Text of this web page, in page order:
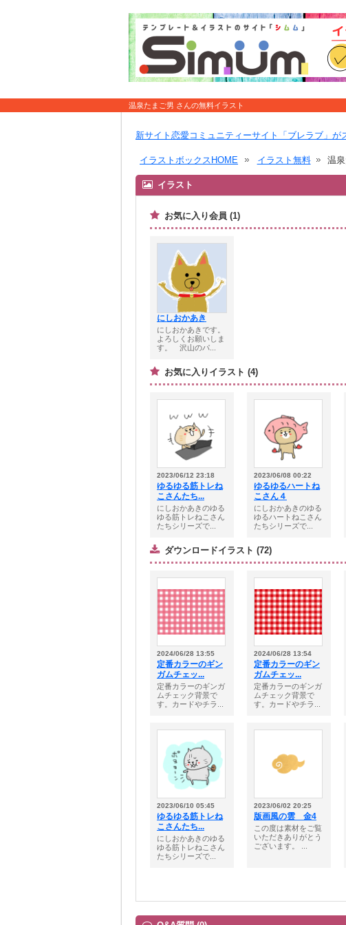
温泉たまご男 さんの無料イラスト
新サイト恋愛コミュニティーサイト「ブレラブ」が
イラストボックスHOME イラスト無料 温
イラスト
お気に入り会員 (1)
にしおかあき
にしおかあきです。
よろしくお願いしま
す。 沢山のパ...
お気に入りイラスト (4)
2023/06/12 23:18
ゆるゆる筋トレね
こさんたち...
にしおかあきのゆる
ゆる筋トレねこさん
たちシリーズで...
2023/06/08 00:22
ゆるゆるハートね
こさん４
にしおかあきのゆる
ゆるハートねこさん
たちシリーズで...
ダウンロードイラスト (72)
2024/06/28 13:55
定番カラーのギン
ガムチェッ...
定番カラーのギンガ
ムチェック背景で
す。カードやチラ...
2024/06/28 13:54
定番カラーのギン
ガムチェッ...
定番カラーのギンガ
ムチェック背景で
す。カードやチラ...
2023/06/10 05:45
ゆるゆる筋トレね
こさんたち...
にしおかあきのゆる
ゆる筋トレねこさん
たちシリーズで...
2023/06/02 20:25
版画風の雲 金4
この度は素材をご覧
いただきありがとう
ございます。 ...